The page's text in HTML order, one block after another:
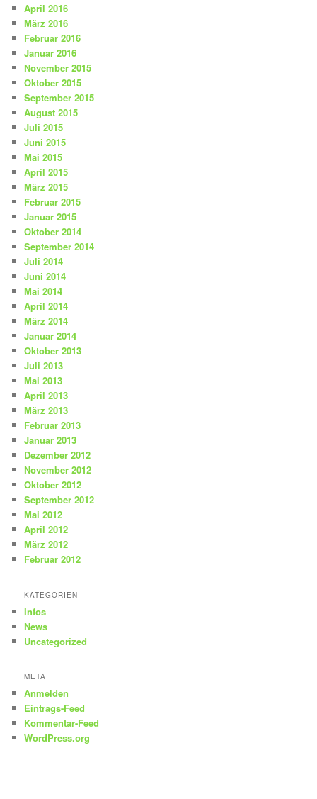
April 2016
März 2016
Februar 2016
Januar 2016
November 2015
Oktober 2015
September 2015
August 2015
Juli 2015
Juni 2015
Mai 2015
April 2015
März 2015
Februar 2015
Januar 2015
Oktober 2014
September 2014
Juli 2014
Juni 2014
Mai 2014
April 2014
März 2014
Januar 2014
Oktober 2013
Juli 2013
Mai 2013
April 2013
März 2013
Februar 2013
Januar 2013
Dezember 2012
November 2012
Oktober 2012
September 2012
Mai 2012
April 2012
März 2012
Februar 2012
KATEGORIEN
Infos
News
Uncategorized
META
Anmelden
Eintrags-Feed
Kommentar-Feed
WordPress.org